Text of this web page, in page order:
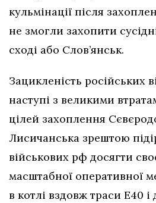
кульмінації після
не змогли захопити
сході або Слов’янськ.
Зацикленість російських
наступі з великими
цілей захоплення
Лисичанська зрештою
військових рф досягти
масштабної оперативної
в котлі вздовж траси Е40 і